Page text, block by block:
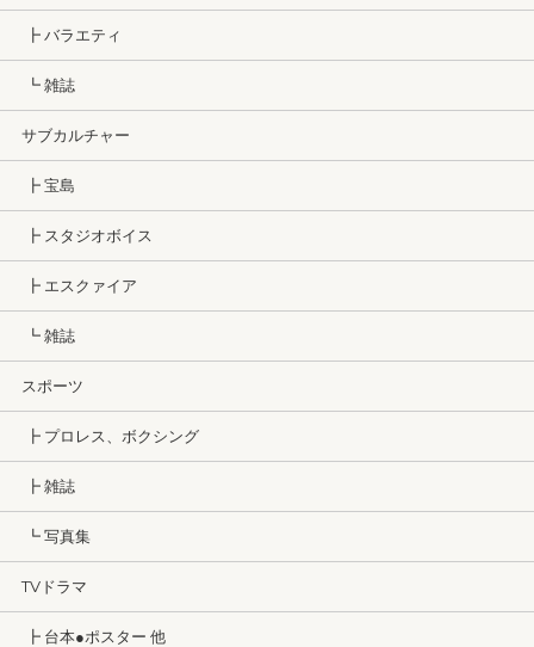
┣ バラエティ
┗ 雑誌
サブカルチャー
┣ 宝島
┣ スタジオボイス
┣ エスクァイア
┗ 雑誌
スポーツ
┣ プロレス、ボクシング
┣ 雑誌
┗ 写真集
TVドラマ
┣ 台本●ポスター 他